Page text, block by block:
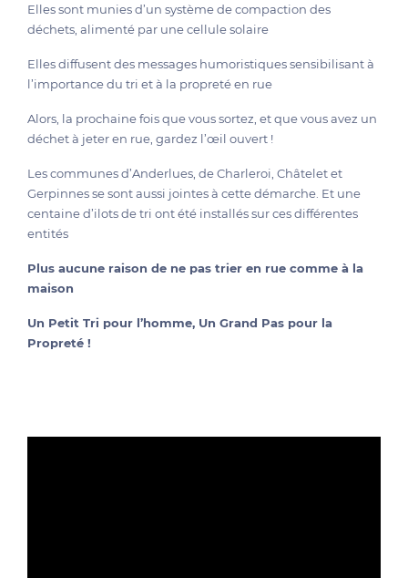
Elles sont munies d’un système de compaction des
déchets, alimenté par une cellule solaire
Elles diffusent des messages humoristiques sensibilisant à
l’importance du tri et à la propreté en rue
Alors, la prochaine fois que vous sortez, et que vous avez un
déchet à jeter en rue, gardez l’œil ouvert !
Les communes d’Anderlues, de Charleroi, Châtelet et
Gerpinnes se sont aussi jointes à cette démarche. Et une
centaine d’ilots de tri ont été installés sur ces différentes
entités
Plus aucune raison de ne pas trier en rue comme à la
maison
Un Petit Tri pour l’homme, Un Grand Pas pour la
Propreté !